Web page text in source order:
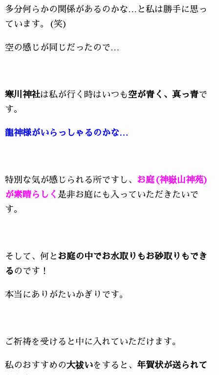
多分何らかの関係があるのかな…と私は勝手に思っ
ています。(笑)
空の感じが同じだったので…
寒川神社は私が行く時はいつも 空が青く、真っ青で
す。
龍神様がいらっしゃるのかな…
特別な気が感じられる所ですし、 お庭(神嶽山神苑)
が素晴らしく 是非お庭にも入っていただきたいで
す。
そして、何と お庭の中でお水取りもお砂取りもでき
る のです！
本当にありがたいかぎりです。
ご祈祷を受けると中に入れていただけます。
私のおすすめの大祓いをすると、 年賀状が送られて